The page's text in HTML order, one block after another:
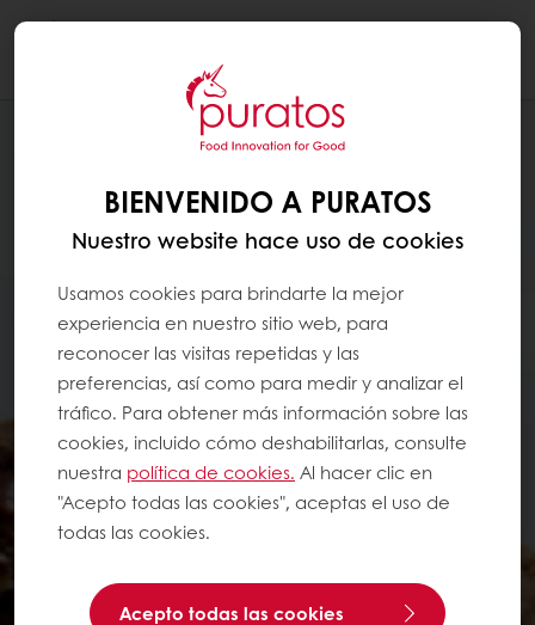
BIENVENIDO A PURATOS
Nuestro website hace uso de cookies
Usamos cookies para brindarte la mejor
experiencia en nuestro sitio web, para
reconocer las visitas repetidas y las
preferencias, así como para medir y analizar el
tráfico. Para obtener más información sobre las
cookies, incluido cómo deshabilitarlas, consulte
nuestra política de cookies. Al hacer clic en
"Acepto todas las cookies", aceptas el uso de
todas las cookies.
Acepto todas las cookies